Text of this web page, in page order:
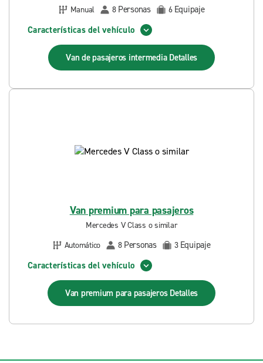
Manual
8 Personas 6 Equipaje
Características del vehículo
Van de pasajeros intermedia Detalles
Van premium para pasajeros
Mercedes V Class o similar
Automático
8 Personas 3 Equipaje
Características del vehículo
Van premium para pasajeros Detalles